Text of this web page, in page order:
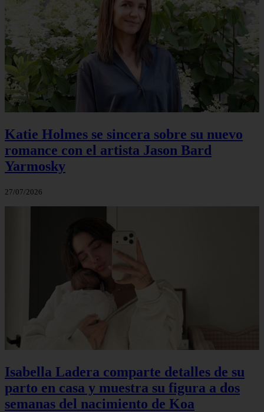
Katie Holmes se sincera sobre su nuevo
romance con el artista Jason Bard
Yarmosky
27/07/2026
Isabella Ladera comparte detalles de su
parto en casa y muestra su figura a dos
semanas del nacimiento de Koa